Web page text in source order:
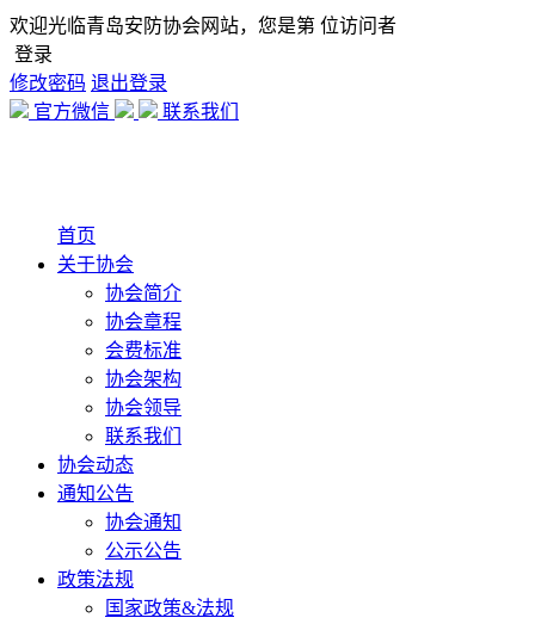
欢迎光临青岛安防协会网站，您是第 位访问者
登录
修改密码 退出登录
官方微信
联系我们
首页
关于协会
协会简介
协会章程
会费标准
协会架构
协会领导
联系我们
协会动态
通知公告
协会通知
公示公告
政策法规
国家政策&法规